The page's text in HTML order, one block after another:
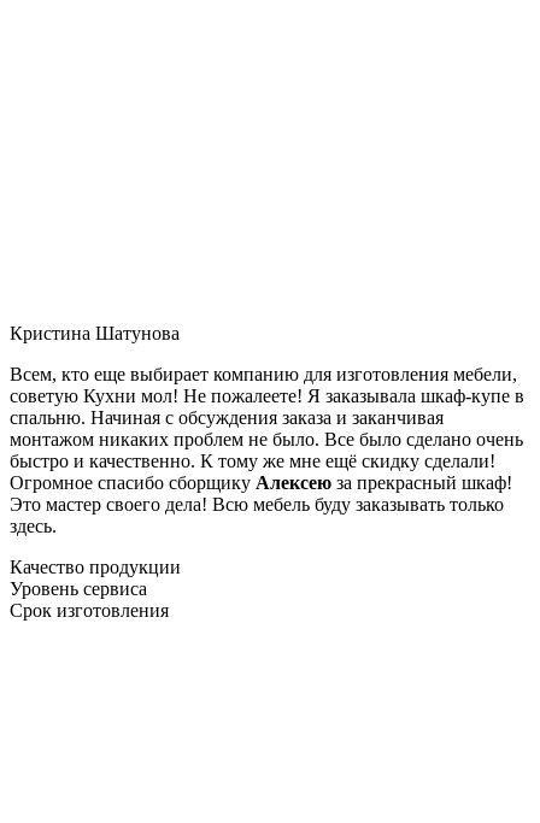
Кристина Шатунова
Всем, кто еще выбирает компанию для изготовления мебели,
советую Кухни мол! Не пожалеете! Я заказывала шкаф-купе в
спальню. Начиная с обсуждения заказа и заканчивая
монтажом никаких проблем не было. Все было сделано очень
быстро и качественно. К тому же мне ещё скидку сделали!
Огромное спасибо сборщику Алексею за прекрасный шкаф!
Это мастер своего дела! Всю мебель буду заказывать только
здесь.
Качество продукции
Уровень сервиса
Срок изготовления